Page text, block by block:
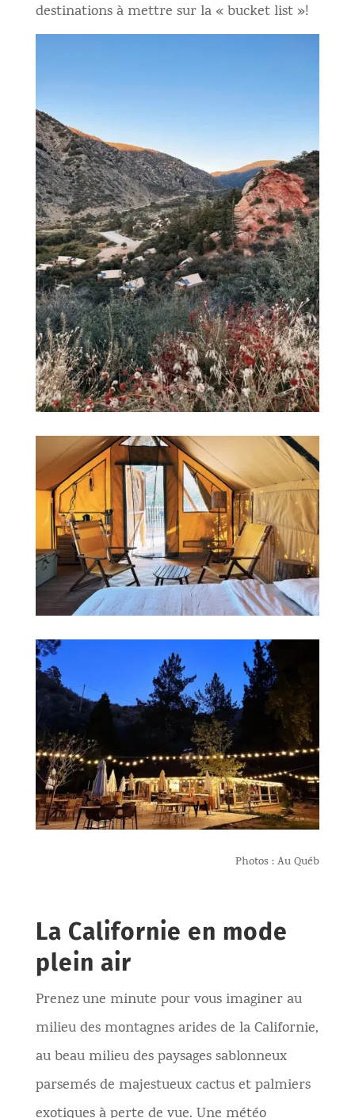
destinations à mettre sur la « bucket list »!
Photos : Au Québ
La Californie en mode
plein air
Prenez une minute pour vous imaginer au
milieu des montagnes arides de la Californie,
au beau milieu des paysages sablonneux
parsemés de majestueux cactus et palmiers